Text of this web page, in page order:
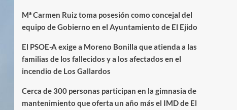
Mª Carmen Ruiz toma posesión como concejal del
equipo de Gobierno en el Ayuntamiento de El Ejido
El PSOE-A exige a Moreno Bonilla que atienda a las
familias de los fallecidos y a los afectados en el
incendio de Los Gallardos
Cerca de 300 personas participan en la gimnasia de
mantenimiento que oferta un año más el IMD de El